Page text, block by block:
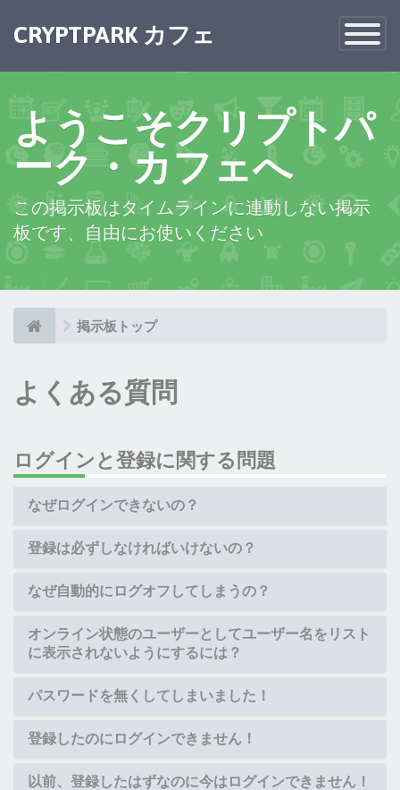
Toggle
CRYPTPARK カフェ ×
ようこそクリプトパ
ーク・カフェへ
この掲示板はタイムラインに連動しない掲示
板です、自由にお使いください
掲示板トップ
よくある質問
ログインと登録に関する問題
なぜログインできないの？
登録は必ずしなければいけないの？
なぜ自動的にログオフしてしまうの？
オンライン状態のユーザーとしてユーザー名をリスト
に表示されないようにするには？
パスワードを無くしてしまいました！
登録したのにログインできません！
以前、登録したはずなのに今はログインできません！